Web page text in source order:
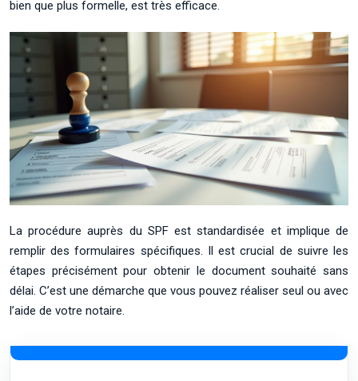
bien que plus formelle, est très efficace.
La procédure auprès du SPF est standardisée et implique de
remplir des formulaires spécifiques. Il est crucial de suivre les
étapes précisément pour obtenir le document souhaité sans
délai. C’est une démarche que vous pouvez réaliser seul ou avec
l’aide de votre notaire.